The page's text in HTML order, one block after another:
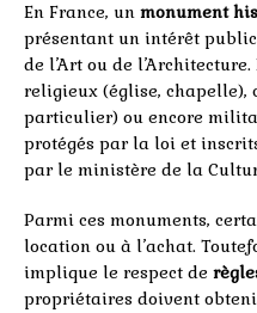
En France, un monument
présentant un intérêt
de l’Art ou de
religieux (église, chapelle),
particulier) ou encore
protégés par la loi et
par le ministère de la
Parmi ces monuments,
location ou à l’achat.
implique le respect de
propriétaires doivent